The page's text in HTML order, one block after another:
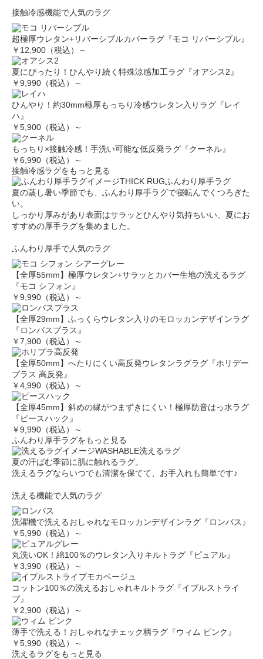
接触冷感機能で人気のラグ
超極厚ウレタン+リバーシブルカバーラグ『モコ リバーシブル』
￥12,900（税込）～
夏にぴったり！ひんやり続く特殊涼感加工ラグ『オアシス2』
￥9,990（税込）～
ひんやり！約30mm極厚もっちり冷感ウレタン入りラグ『レイ
ハ』
￥5,900（税込）～
もっちり×接触冷感！手洗い可能な低反発ラグ『クーネル』
￥6,990（税込）～
接触冷感ラグをもっと見る
THICK RUGふんわり厚手ラグ
夏の蒸し暑い季節でも、ふんわり厚手ラグで寝転んでくつろぎた
い。
しっかり厚みがあり表面はサラッとひんやり気持ちいい、夏にお
すすめの厚手ラグを集めました。
ふんわり厚手で人気のラグ
【全厚55mm】極厚ウレタン+サラッとカバー生地の洗えるラグ
『モコ シフォン』
￥9,990（税込）～
【全厚29mm】ふっくらウレタン入りのモロッカンデザインラグ
『ロンバスプラス』
￥7,900（税込）～
【全厚50mm】へたりにくい高反発ウレタンラグラグ『ホリデー
プラス 高反発』
￥4,990（税込）～
【全厚45mm】斜めの縁がつまずきにくい！極厚防音はっ水ラグ
『ピースハック』
￥9,990（税込）～
ふんわり厚手ラグをもっと見る
WASHABLE洗えるラグ
夏の汗ばむ季節に肌に触れるラグ。
洗えるラグならいつでも清潔を保てて、お手入れも簡単です♪
洗える機能で人気のラグ
洗濯機で洗えるおしゃれなモロッカンデザインラグ『ロンバス』
￥5,990（税込）～
丸洗いOK！綿100％のウレタン入りキルトラグ『ピュアル』
￥3,990（税込）～
コットン100％の洗えるおしゃれキルトラグ『イブルストライ
プ』
￥2,900（税込）～
薄手で洗える！おしゃれなチェック柄ラグ『ウィム ピンク』
￥5,990（税込）～
洗えるラグをもっと見る